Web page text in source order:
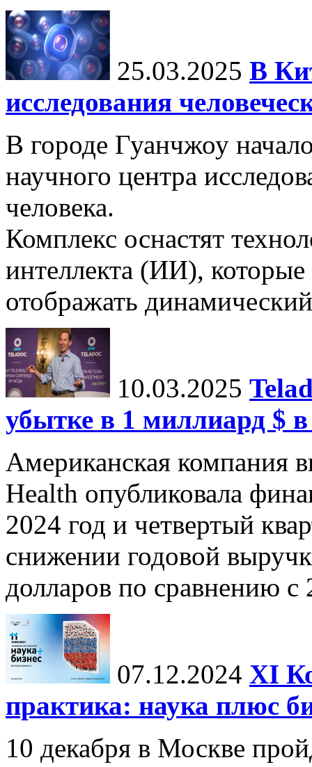
25.03.2025 В
исследования
В городе Гуанчжоу
научного центра
человека.
Комплекс оснастят
интеллекта (ИИ),
отображать
10.03.2025
убытке в 1 миллиард $ в
Американская компания
Health опубликовала
2024 год и четвертый
снижении годовой
долларов по сравнению с
07.12.2024 ХI
практика: наука плюс
10 декабря в Москве